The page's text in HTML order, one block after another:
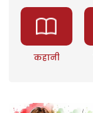
कहानी